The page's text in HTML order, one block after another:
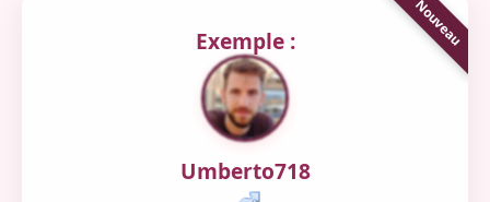
Exemple :
Umberto718